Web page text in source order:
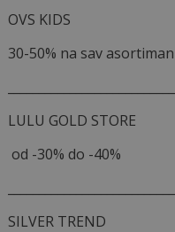
OVS KIDS
30-50% na sav asortiman
LULU GOLD STORE
od -30% do -40%
SILVER TREND